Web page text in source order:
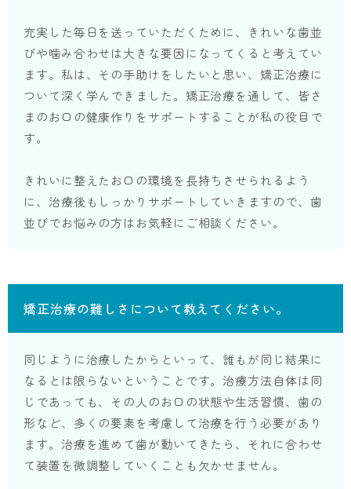
充実した毎日を送っていただくために、きれいな歯並
びや噛み合わせは大きな要因になってくると考えてい
ます。私は、その手助けをしたいと思い、矯正治療に
ついて深く学んできました。矯正治療を通して、皆さ
まのお口の健康作りをサポートすることが私の役目で
す。
きれいに整えたお口の環境を長持ちさせられるよう
に、治療後もしっかりサポートしていきますので、歯
並びでお悩みの方はお気軽にご相談ください。
矯正治療の難しさについて教えてください。
同じように治療したからといって、誰もが同じ結果に
なるとは限らないということです。治療方法自体は同
じであっても、その人のお口の状態や生活習慣、歯の
形など、多くの要素を考慮して治療を行う必要があり
ます。治療を進めて歯が動いてきたら、それに合わせ
て装置を微調整していくことも欠かせません。